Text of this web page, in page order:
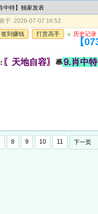
中特】独家发表
于: 2026-07-07 16:52
签到赚钱
打赏高手 u 历史记录
【
〖天地自容〗 🛎⒐肖中特
8 9 10 11 下一页